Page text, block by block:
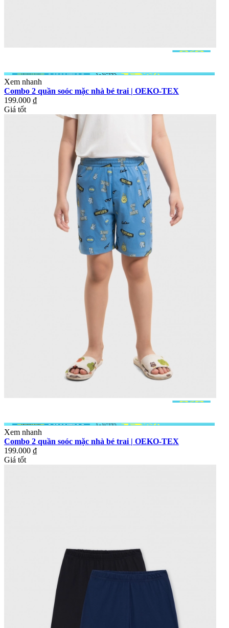
Xem nhanh
Combo 2 quần soóc mặc nhà bé trai | OEKO-TEX
199.000 ₫
Giá tốt
Xem nhanh
Combo 2 quần soóc mặc nhà bé trai | OEKO-TEX
199.000 ₫
Giá tốt